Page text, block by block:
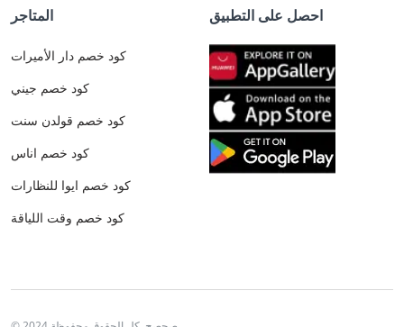
المتاجر
كود خصم دار الأميرات
كود خصم جيني
كود خصم قولدن سنت
كود خصم اناس
كود خصم ايوا للنظارات
كود خصم وقت اللياقة
احصل على التطبيق